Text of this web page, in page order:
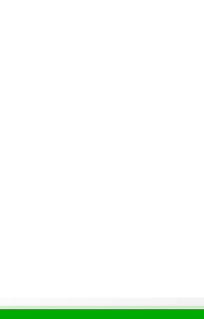
muối rửa chén theo hướng dẫn của nhà